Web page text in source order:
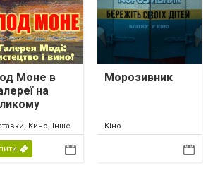
Моне в
на
Кино, Інше
Морозивник
Кіно